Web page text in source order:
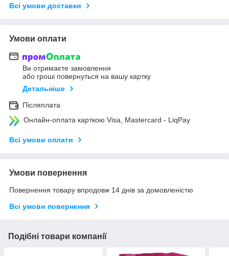
Всі умови доставки
Умови оплати
Ви отримаєте замовлення
або гроші повернуться на вашу картку
Детальніше
Післяплата
Онлайн-оплата карткою Visa, Mastercard - LiqPay
Всі умови оплати
Умови повернення
Повернення товару впродовж 14 днів за домовленістю
Всі умови повернення
Подібні товари компанії